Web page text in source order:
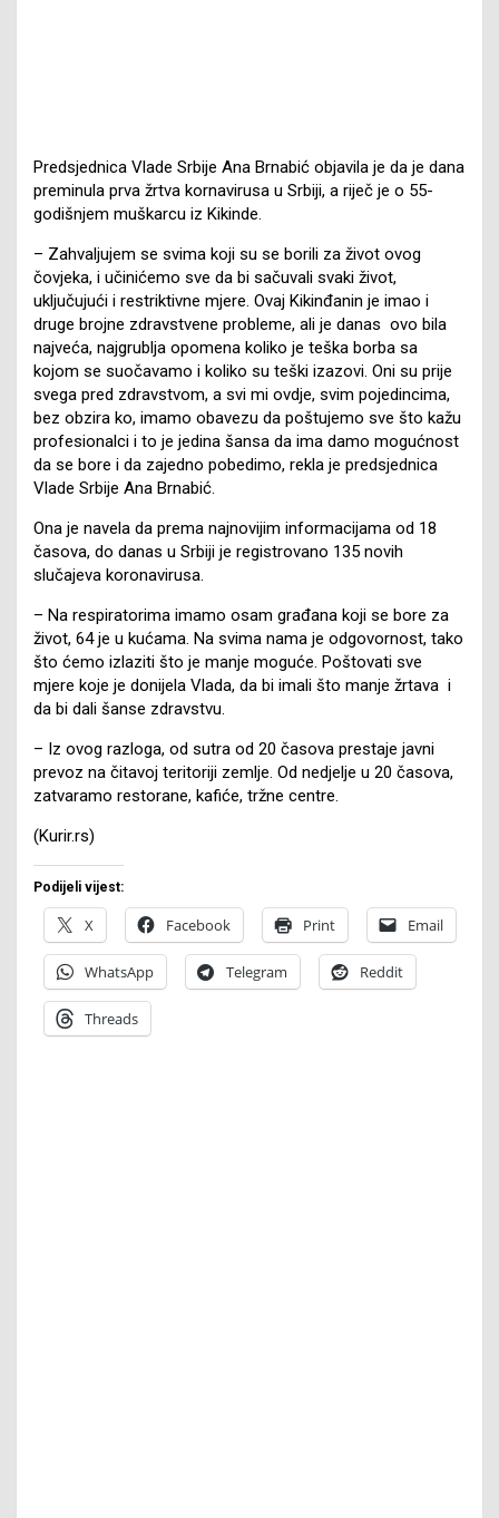
Predsjednica Vlade Srbije Ana Brnabić objavila je da je dana
preminula prva žrtva kornavirusa u Srbiji, a riječ je o 55-
godišnjem muškarcu iz Kikinde.
– Zahvaljujem se svima koji su se borili za život ovog
čovjeka, i učinićemo sve da bi sačuvali svaki život,
uključujući i restriktivne mjere. Ovaj Kikinđanin je imao i
druge brojne zdravstvene probleme, ali je danas ovo bila
najveća, najgrublja opomena koliko je teška borba sa
kojom se suočavamo i koliko su teški izazovi. Oni su prije
svega pred zdravstvom, a svi mi ovdje, svim pojedincima,
bez obzira ko, imamo obavezu da poštujemo sve što kažu
profesionalci i to je jedina šansa da ima damo mogućnost
da se bore i da zajedno pobedimo, rekla je predsjednica
Vlade Srbije Ana Brnabić.
Ona je navela da prema najnovijim informacijama od 18
časova, do danas u Srbiji je registrovano 135 novih
slučajeva koronavirusa.
– Na respiratorima imamo osam građana koji se bore za
život, 64 je u kućama. Na svima nama je odgovornost, tako
što ćemo izlaziti što je manje moguće. Poštovati sve
mjere koje je donijela Vlada, da bi imali što manje žrtava i
da bi dali šanse zdravstvu.
– Iz ovog razloga, od sutra od 20 časova prestaje javni
prevoz na čitavoj teritoriji zemlje. Od nedjelje u 20 časova,
zatvaramo restorane, kafiće, tržne centre.
(Kurir.rs)
Podijeli vijest:
X Facebook Print Email
WhatsApp Telegram Reddit
Threads